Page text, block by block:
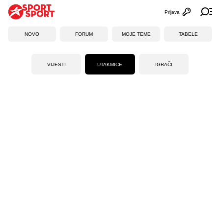
Otvori
Prijava
NOVO FORUM MOJE TEME TABELE
VIJESTI UTAKMICE IGRAČI